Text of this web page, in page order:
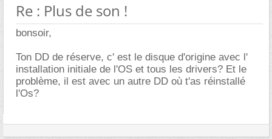
Re : Plus de son !
bonsoir,
Ton DD de réserve, c' est le disque d'origine avec l'
installation initiale de l'OS et tous les drivers? Et le
problème, il est avec un autre DD où t'as réinstallé
l'Os?